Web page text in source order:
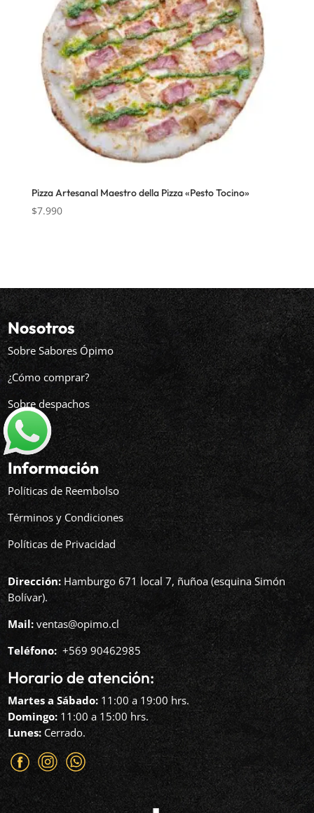
Pizza Artesanal Maestro della Pizza «Pesto Tocino»
$7.990
Nosotros
Sobre Sabores Ópimo
¿Cómo comprar?
Sobre despachos
Contacto
Información
Políticas de Reembolso
Términos y Condiciones
Políticas de Privacidad
Dirección: Hamburgo 671 local 7, ñuñoa (esquina Simón
Bolívar).
Mail: ventas@opimo.cl
Teléfono: ‪+569 90462985‬
Horario de atención:
Martes a Sábado: 11:00 a 19:00 hrs.
Domingo: 11:00 a 15:00 hrs.
Lunes: Cerrado.